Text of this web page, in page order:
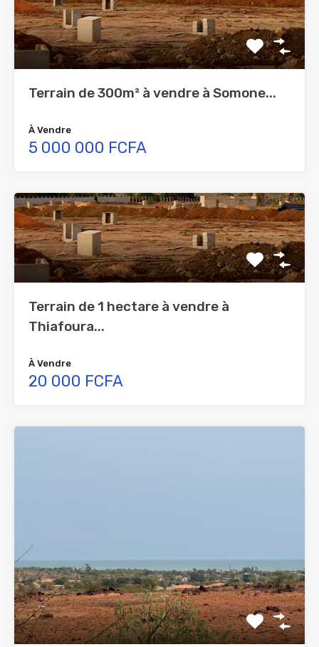
Terrain de 300m² à vendre à Somone...
À Vendre
5 000 000 FCFA
Terrain de 1 hectare à vendre à
Thiafoura...
À Vendre
20 000 FCFA